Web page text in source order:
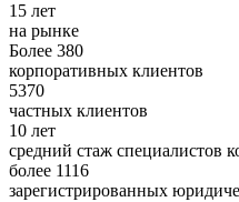
15 лет
на рынке
Более 380
корпоративных клиентов
5370
частных клиентов
10 лет
средний стаж специалистов
более 1116
зарегистрированных